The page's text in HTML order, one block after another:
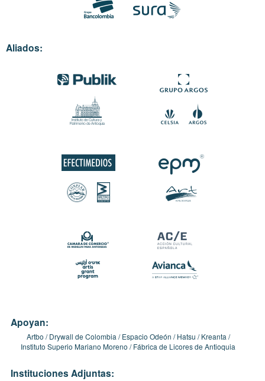
Aliados:
Apoyan:
Artbo Drywall de Colombia Espacio Odeón Hatsu
Kreanta
Instituto Superio Mariano Moreno
Fábrica de Licores de Antioquia
Instituciones Adjuntas: